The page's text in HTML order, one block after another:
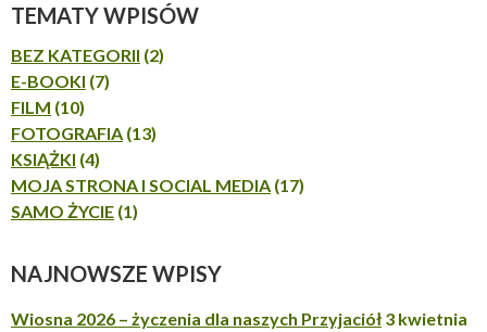
TEMATY WPISÓW
BEZ KATEGORII (2)
E-BOOKI (7)
FILM (10)
FOTOGRAFIA (13)
KSIĄŻKI (4)
MOJA STRONA I SOCIAL MEDIA (17)
SAMO ŻYCIE (1)
NAJNOWSZE WPISY
Wiosna 2026 – życzenia dla naszych Przyjaciół 3 kwietnia